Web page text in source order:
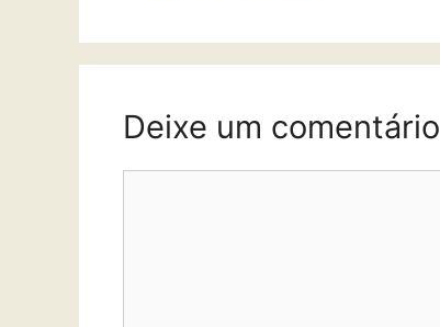
Deixe um comentário